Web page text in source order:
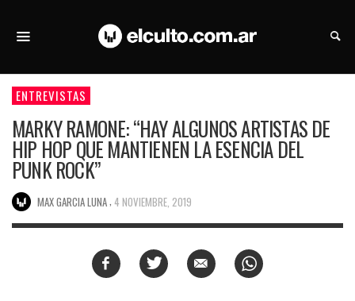
ENTREVISTAS
MARKY RAMONE: “HAY ALGUNOS ARTISTAS DE
HIP HOP QUE MANTIENEN LA ESENCIA DEL
PUNK ROCK”
MAX GARCIA LUNA 4 NOVIEMBRE, 2019